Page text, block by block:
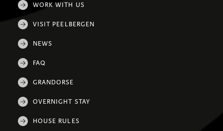
WORK WITH US
VISIT PEELBERGEN
NEWS
FAQ
GRANDORSE
OVERNIGHT STAY
HOUSE RULES